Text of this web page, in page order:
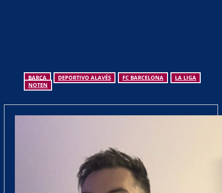
BARÇA DEPORTIVO ALAVÉS FC BARCELONA
LA LIGA
NOTEN